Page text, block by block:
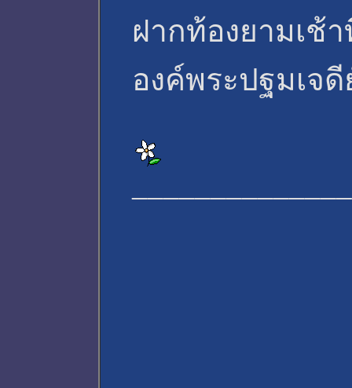
ฝากท้องยามเช้
องค์พระปฐมเจดี